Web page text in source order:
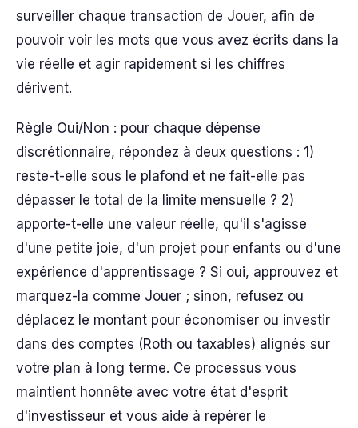
surveiller chaque transaction de Jouer, afin de
pouvoir voir les mots que vous avez écrits dans la
vie réelle et agir rapidement si les chiffres
dérivent.
Règle Oui/Non : pour chaque dépense
discrétionnaire, répondez à deux questions : 1)
reste-t-elle sous le plafond et ne fait-elle pas
dépasser le total de la limite mensuelle ? 2)
apporte-t-elle une valeur réelle, qu'il s'agisse
d'une petite joie, d'un projet pour enfants ou d'une
expérience d'apprentissage ? Si oui, approuvez et
marquez-la comme Jouer ; sinon, refusez ou
déplacez le montant pour économiser ou investir
dans des comptes (Roth ou taxables) alignés sur
votre plan à long terme. Ce processus vous
maintient honnête avec votre état d'esprit
d'investisseur et vous aide à repérer le